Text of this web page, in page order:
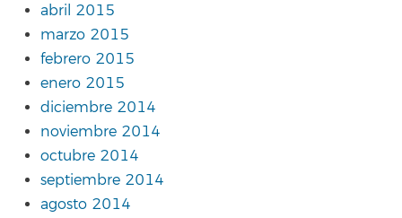
abril 2015
marzo 2015
febrero 2015
enero 2015
diciembre 2014
noviembre 2014
octubre 2014
septiembre 2014
agosto 2014